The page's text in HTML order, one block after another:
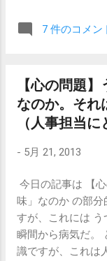
にはこの限りでは
＊＊＊＊＊＊ コ
「一人っきりで
わけですが、仕事
であることはあり
ていない人の特徴
る項目です。 ＊
にもたくさんある
いたらぜひ教え
リア】「やりたく
診断がおかしい。
私がカバーさせ
果これですよ。 う
が多いです。一般
も、そういう人た
うんですけど。
していて、職場に
てしょうがない、
んだろうな、この
ろん、本人は本人
7 件のコメン
【心の問題
なのか。それ
（人事担当に
- 5月 21, 2013
今日の記事は 【
味」なのか の部
すが、これには
瞬間から病気だ。
識ですが、これは